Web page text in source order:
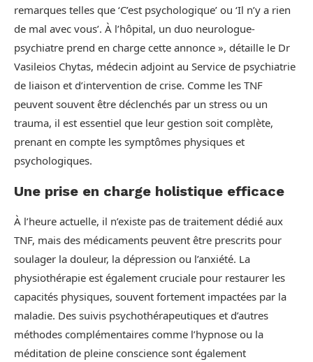
remarques telles que ‘C’est psychologique’ ou ‘Il n’y a rien
de mal avec vous’. À l’hôpital, un duo neurologue-
psychiatre prend en charge cette annonce », détaille le Dr
Vasileios Chytas, médecin adjoint au Service de psychiatrie
de liaison et d’intervention de crise. Comme les TNF
peuvent souvent être déclenchés par un stress ou un
trauma, il est essentiel que leur gestion soit complète,
prenant en compte les symptômes physiques et
psychologiques.
Une prise en charge holistique efficace
À l’heure actuelle, il n’existe pas de traitement dédié aux
TNF, mais des médicaments peuvent être prescrits pour
soulager la douleur, la dépression ou l’anxiété. La
physiothérapie est également cruciale pour restaurer les
capacités physiques, souvent fortement impactées par la
maladie. Des suivis psychothérapeutiques et d’autres
méthodes complémentaires comme l’hypnose ou la
méditation de pleine conscience sont également